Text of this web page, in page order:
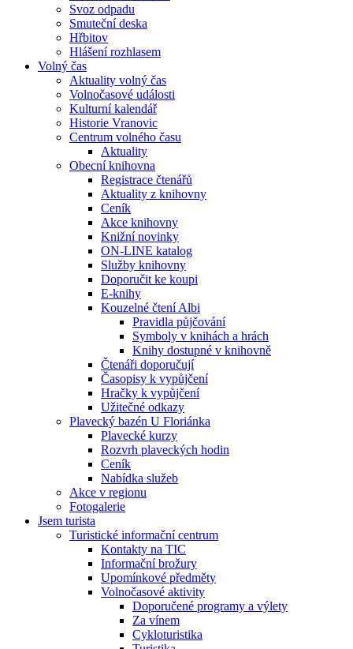
Svoz odpadu
Smuteční deska
Hřbitov
Hlášení rozhlasem
Volný čas
Aktuality volný čas
Volnočasové události
Kulturní kalendář
Historie Vranovic
Centrum volného času
Aktuality
Obecní knihovna
Registrace čtenářů
Aktuality z knihovny
Ceník
Akce knihovny
Knižní novinky
ON-LINE katalog
Služby knihovny
Doporučit ke koupi
E-knihy
Kouzelné čtení Albi
Pravidla půjčování
Symboly v knihách a hrách
Knihy dostupné v knihovně
Čtenáři doporučují
Časopisy k vypůjčení
Hračky k vypůjčení
Užitečné odkazy
Plavecký bazén U Floriánka
Plavecké kurzy
Rozvrh plaveckých hodin
Ceník
Nabídka služeb
Akce v regionu
Fotogalerie
Jsem turista
Turistické informační centrum
Kontakty na TIC
Informační brožury
Upomínkové předměty
Volnočasové aktivity
Doporučené programy a výlety
Za vínem
Cykloturistika